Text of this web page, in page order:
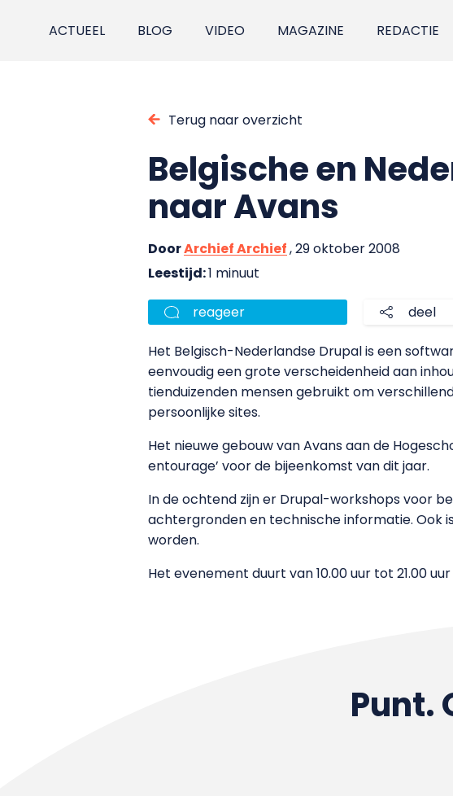
ACTUEEL BLOG VIDEO MAGAZINE REDACTIE
Terug naar overzicht
Belgische en
naar Avans
DoorArchief Archief, 29 oktober 2008
Leestijd:1 minuut
reageer deel
Het Belgisch-Nederlandse Drupal is een
eenvoudig een grote verscheidenheid aan
tienduizenden mensen gebruikt om
persoonlijke sites.
Het nieuwe gebouw van Avans aan de
entourage’ voor de bijeenkomst van dit jaar.
In de ochtend zijn er Drupal-workshops voor
achtergronden en technische informatie. Ook
worden.
Het evenement duurt van 10.00 uur tot 21.00
Punt.